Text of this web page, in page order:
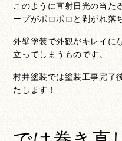
このように直射日光の当た
ープがポロポロと剥がれ落
外壁塗装で外観がキレイに
立ってしまうものです。
村井塗装では塗装工事完了
たします！